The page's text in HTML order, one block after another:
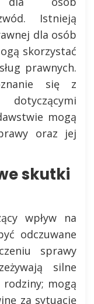
Istnieją
dla osób
skorzystać
prawnych.
się z
mogą
oraz jej
skutki
wpływ na
odczuwane
sprawy
silne
rodziny; mogą
za sytuację